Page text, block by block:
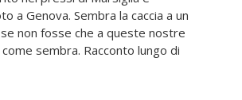
a Genova. Sembra la caccia a un
non fosse che a queste nostre
sembra. Racconto lungo di